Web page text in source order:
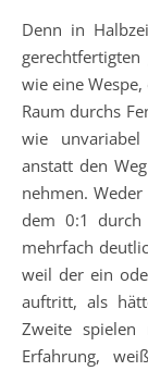
Denn in
wie eine
Raum durchs
wie unvariabel
anstatt den
nehmen.
dem 0:1
mehrfach
weil der ein
auftritt, als
Zweite spielen
Erfahrung,